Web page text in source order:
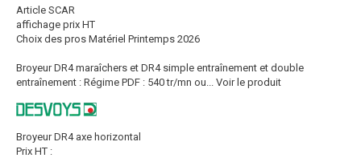
Article SCAR
affichage prix HT
Choix des pros Matériel Printemps 2026
Broyeur DR4 maraîchers et DR4 simple entraînement et double
entraînement : Régime PDF : 540 tr/mn ou...
Voir le produit
Broyeur DR4 axe horizontal
Prix HT :